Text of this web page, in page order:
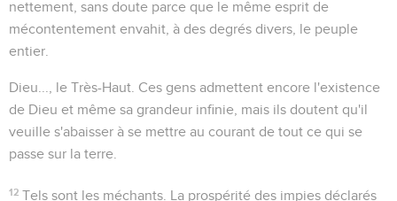
nettement, sans doute parce que le même esprit de
mécontentement envahit, à des degrés divers, le peuple
entier.
Dieu..., le Très-Haut . Ces gens admettent encore l'existence
de Dieu et même sa grandeur infinie, mais ils doutent qu'il
veuille s'abaisser à se mettre au courant de tout ce qui se
passe sur la terre.
12 Tels sont les méchants . La prospérité des impies déclarés